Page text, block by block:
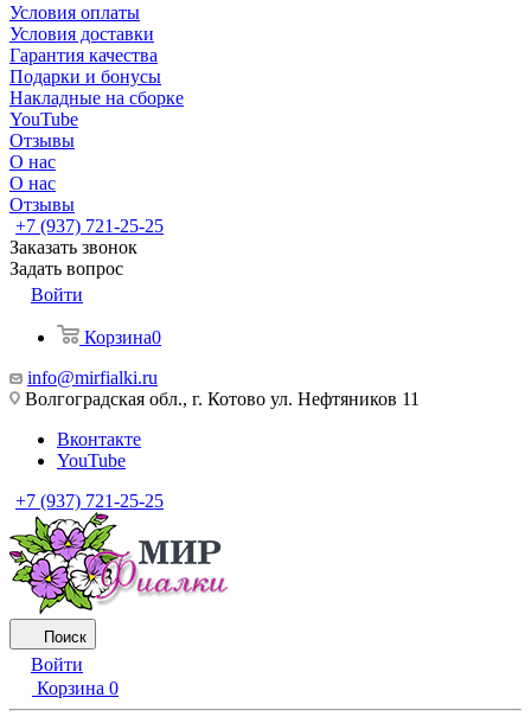
Условия оплаты
Условия доставки
Гарантия качества
Подарки и бонусы
Накладные на сборке
YouTube
Отзывы
О нас
О нас
Отзывы
+7 (937) 721-25-25
Заказать звонок
Задать вопрос
Войти
Корзина0
info@mirfialki.ru
Волгоградская обл., г. Котово ул. Нефтяников 11
Вконтакте
YouTube
+7 (937) 721-25-25
Поиск
Войти
Корзина 0